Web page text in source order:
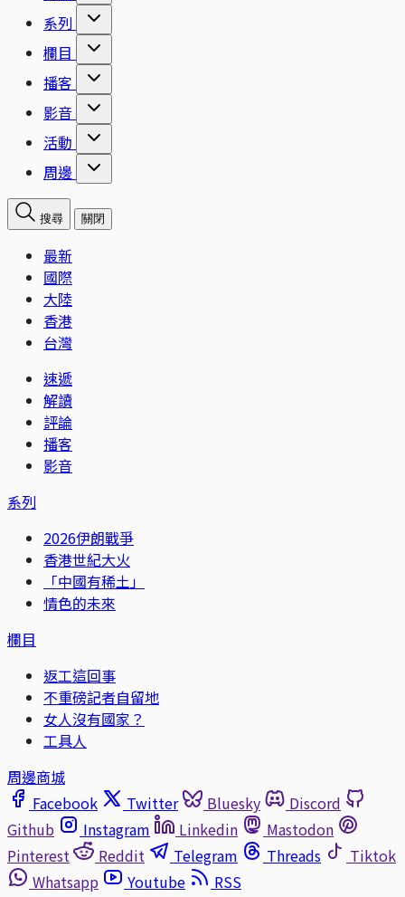
系列
欄目
播客
影音
活動
周邊
搜尋 關閉
最新
國際
大陸
香港
台灣
速遞
解讀
評論
播客
影音
系列
2026伊朗戰爭
香港世紀大火
「中國有稀土」
情色的未來
欄目
返工這回事
不重磅記者自留地
女人沒有國家？
工具人
周邊商城
Facebook
Twitter Bluesky
Discord
Github
Instagram Linkedin
Mastodon
Pinterest
Reddit Telegram Threads
Tiktok
Whatsapp
Youtube
RSS